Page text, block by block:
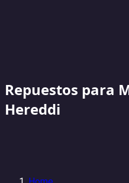
Repuestos para
Hereddi